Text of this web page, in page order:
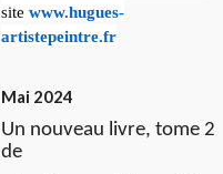
site www.hugues-
artistepeintre.fr
Mai 2024
Un nouveau livre, tome 2
de